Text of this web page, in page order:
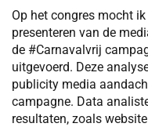
Op het congres mocht
presenteren van de
de #Carnavalvrij
uitgevoerd. Deze
publicity media
campagne. Data
resultaten, zoals